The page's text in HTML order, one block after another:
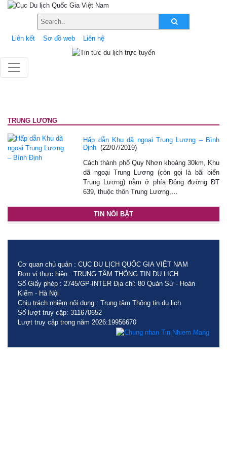
Liên kết Sơ đồ web Liên hệ
TRUNG LƯƠNG
Hấp dẫn Khu dã ngoại Trung Lương – Bình
Định (22/07/2019)
Cách thành phố Quy Nhơn khoảng 30km, Khu
dã ngoại Trung Lương (còn gọi là bãi biển
Trung Lương) nằm ở phía Đông đường ĐT
639, thuộc thôn Trung Lương,…
TIN NỔI BẬT
Cơ quan chủ quản : CỤC DU LỊCH QUỐC GIA VIỆT NAM
Đơn vị thực hiện : TRUNG TÂM THÔNG TIN DU LỊCH
Số Giấy phép : 2745/GP-INTER Địa chỉ: 80 Quán Sứ - Hoàn
Kiếm - Hà Nội
Chịu trách nhiệm nội dung : Trung tâm Thông tin du lịch
Số lượt truy cập: 311670652
Lượt truy cập trong năm 2026:19956670